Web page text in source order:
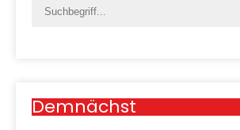
Demnächst